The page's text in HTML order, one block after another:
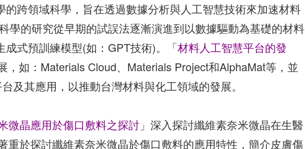
跨領域科學，旨在透過數據分析與人工智慧技術來加速材料
學的研究從早期的試誤法逐漸演進到以數據驅動為基礎的材料
式預訓練模型(如：GPT技術)。「材料人工智慧平台的發
，如：Materials Cloud、Materials Project和AlphaMat等，並
及其應用，以推動台灣材料與化工領域的發展。
微晶應用於傷口敷料之探討 」深入探討纖維素奈米微晶在生醫
重於探討纖維素奈米微晶於傷口敷料的應用特性，簡介皮膚傷